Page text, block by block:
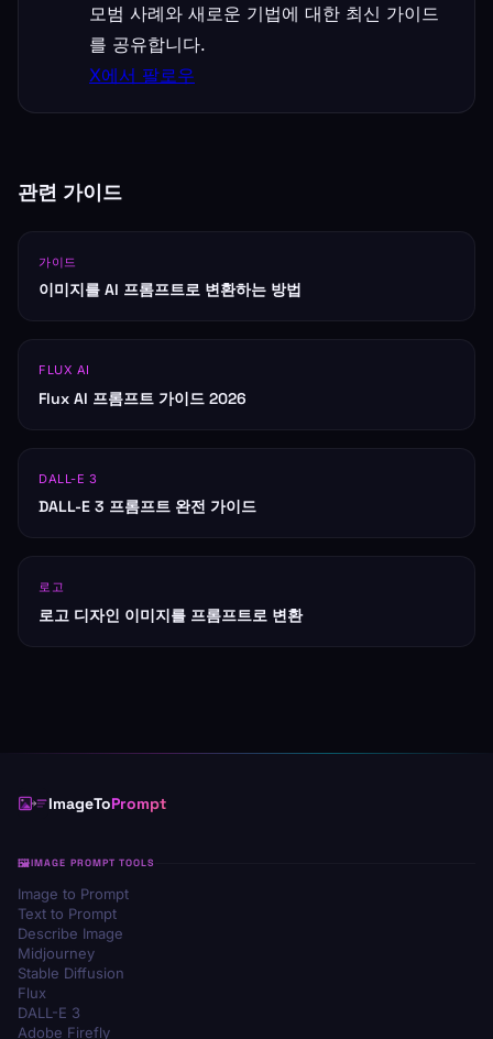
모범 사례와 새로운 기법에 대한 최신 가이드
를 공유합니다.
X에서 팔로우
관련 가이드
가이드
이미지를 AI 프롬프트로 변환하는 방법
FLUX AI
Flux AI 프롬프트 가이드 2026
DALL-E 3
DALL-E 3 프롬프트 완전 가이드
로고
로고 디자인 이미지를 프롬프트로 변환
ImageToPrompt
IMAGE PROMPT TOOLS
Image to Prompt
Text to Prompt
Describe Image
Midjourney
Stable Diffusion
Flux
DALL-E 3
Adobe Firefly